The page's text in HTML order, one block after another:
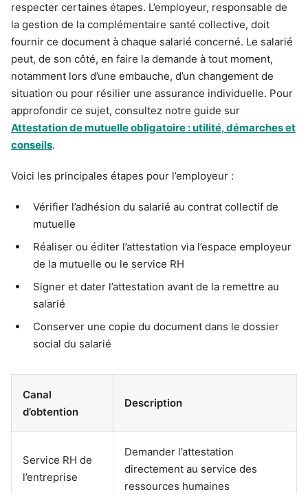
respecter certaines étapes. L’employeur, responsable de
la gestion de la complémentaire santé collective, doit
fournir ce document à chaque salarié concerné. Le salarié
peut, de son côté, en faire la demande à tout moment,
notamment lors d’une embauche, d’un changement de
situation ou pour résilier une assurance individuelle. Pour
approfondir ce sujet, consultez notre guide sur
Attestation de mutuelle obligatoire : utilité, démarches et
conseils.
Voici les principales étapes pour l’employeur :
Vérifier l’adhésion du salarié au contrat collectif de
mutuelle
Réaliser ou éditer l’attestation via l’espace employeur
de la mutuelle ou le service RH
Signer et dater l’attestation avant de la remettre au
salarié
Conserver une copie du document dans le dossier
social du salarié
Canal
d’obtention
Description
Service RH de
l’entreprise
Demander l’attestation
directement au service des
ressources humaines